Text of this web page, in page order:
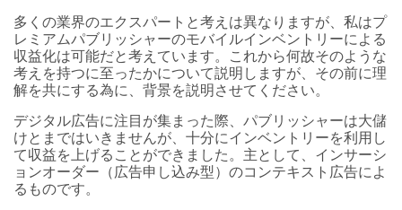
多くの業界のエクスパートと考えは異なりますが、私はプ
レミアムパブリッシャーのモバイルインベントリーによる
収益化は可能だと考えています。これから何故そのような
考えを持つに至ったかについて説明しますが、その前に理
解を共にする為に、背景を説明させてください。
デジタル広告に注目が集まった際、パブリッシャーは大儲
けとまではいきませんが、十分にインベントリーを利用し
て収益を上げることができました。主として、インサーシ
ョンオーダー（広告申し込み型）のコンテキスト広告によ
るものです。